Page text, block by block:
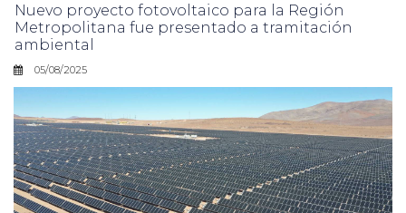
Nuevo proyecto fotovoltaico para la Región
Metropolitana fue presentado a tramitación
ambiental
05/08/2025